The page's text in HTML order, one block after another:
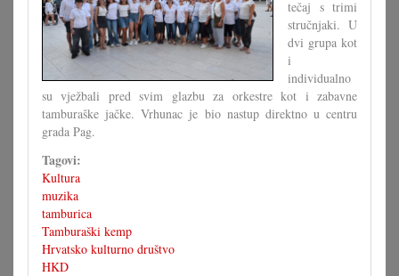
tečaj s trimi
stručnjaki. U
dvi grupa kot
i
individualno
su vježbali pred svim glazbu za orkestre kot i zabavne
tamburaške jačke. Vrhunac je bio nastup direktno u centru
grada Pag.
Tagovi:
Kultura
muzika
tamburica
Tamburaški kemp
Hrvatsko kulturno društvo
HKD